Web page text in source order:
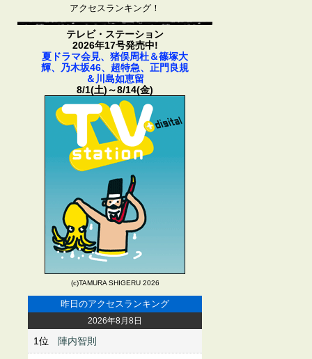
アクセスランキング！
テレビ・ステーション
2026年17号発売中!
夏ドラマ会見、猪俣周杜＆篠塚大
輝、乃木坂46、超特急、正門良規
＆川島如恵留
8/1(土)～8/14(金)
(c)TAMURA SHIGERU 2026
昨日のアクセスランキング
2026年8月8日
1位 陣内智則